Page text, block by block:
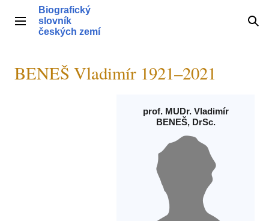
obsahHlavní menu
Biografický
slovník
českých zemí
BENEŠ Vladimír 1921–2021
prof. MUDr. Vladimír
BENEŠ, DrSc.